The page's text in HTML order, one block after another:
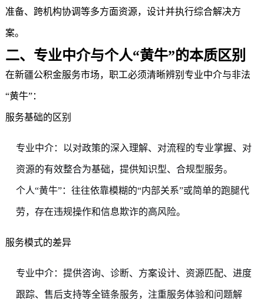
准备、跨机构协调等多方面资源，设计并执行综合解决方
案。
二、专业中介与个人“黄牛”的本质区别
在新疆公积金服务市场，职工必须清晰辨别专业中介与非法
“黄牛”：
服务基础的区别
专业中介：以对政策的深入理解、对流程的专业掌握、对
资源的有效整合为基础，提供知识型、合规型服务。
个人“黄牛”：往往依靠模糊的“内部关系”或简单的跑腿代
劳，存在违规操作和信息欺诈的高风险。
服务模式的差异
专业中介：提供咨询、诊断、方案设计、资源匹配、进度
跟踪、售后支持等全链条服务，注重服务体验和问题解